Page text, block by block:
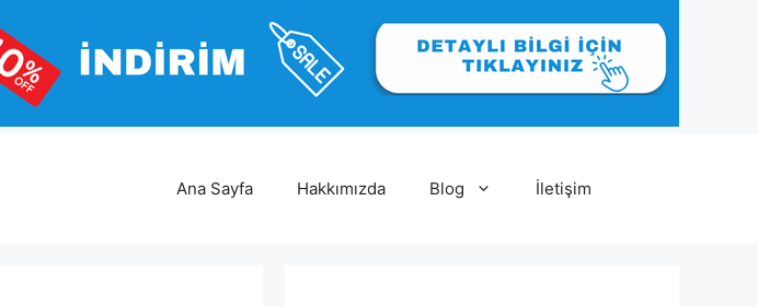
Ana Sayfa Hakkımızda Blog İletişim